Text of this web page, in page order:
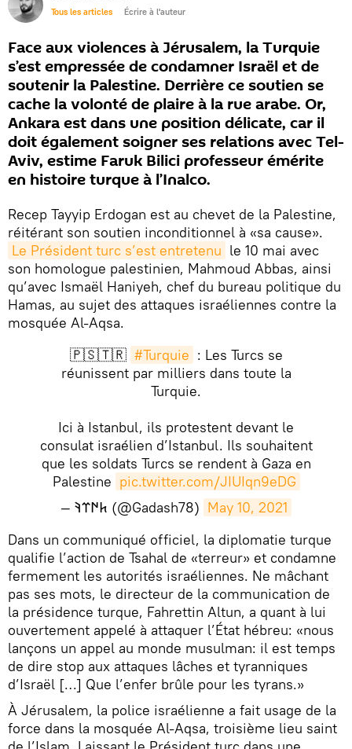
Tous les articles Écrire à l'auteur
Face aux violences à Jérusalem, la Turquie
s’est empressée de condamner Israël et de
soutenir la Palestine. Derrière ce soutien se
cache la volonté de plaire à la rue arabe. Or,
Ankara est dans une position délicate, car il
doit également soigner ses relations avec Tel-
Aviv, estime Faruk Bilici professeur émérite
en histoire turque à l’Inalco.
Recep Tayyip Erdogan est au chevet de la Palestine,
réitérant son soutien inconditionnel à «sa cause».
Le Président turc s’est entretenu le 10 mai avec
son homologue palestinien, Mahmoud Abbas, ainsi
qu’avec Ismaël Haniyeh, chef du bureau politique du
Hamas, au sujet des attaques israéliennes contre la
mosquée Al-Aqsa.
🇵🇸🇹🇷 #Turquie : Les Turcs se
réunissent par milliers dans toute la
Turquie.
Ici à Istanbul, ils protestent devant le
consulat israélien d’Istanbul. Ils souhaitent
que les soldats Turcs se rendent à Gaza en
Palestine pic.twitter.com/JIUIqn9eDG
— 𐱅𐰇𐰼𐰚 (@Gadash78) May 10, 2021
Dans un communiqué officiel, la diplomatie turque
qualifie l’action de Tsahal de «terreur» et condamne
fermement les autorités israéliennes. Ne mâchant
pas ses mots, le directeur de la communication de
la présidence turque, Fahrettin Altun, a quant à lui
ouvertement appelé à attaquer l’État hébreu: «nous
lançons un appel au monde musulman: il est temps
de dire stop aux attaques lâches et tyranniques
d’Israël […] Que l’enfer brûle pour les tyrans.»
À Jérusalem, la police israélienne a fait usage de la
force dans la mosquée Al-Aqsa, troisième lieu saint